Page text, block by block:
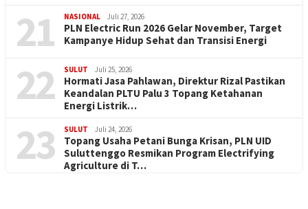
21 NASIONAL Juli 27, 2026
PLN Electric Run 2026 Gelar November, Target
Kampanye Hidup Sehat dan Transisi Energi
22 SULUT Juli 25, 2026
Hormati Jasa Pahlawan, Direktur Rizal Pastikan
Keandalan PLTU Palu 3 Topang Ketahanan
Energi Listrik…
23 SULUT Juli 24, 2026
Topang Usaha Petani Bunga Krisan, PLN UID
Suluttenggo Resmikan Program Electrifying
Agriculture di T…